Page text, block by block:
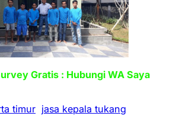
Gratis : Hubungi WA Saya
timur jasa kepala tukang